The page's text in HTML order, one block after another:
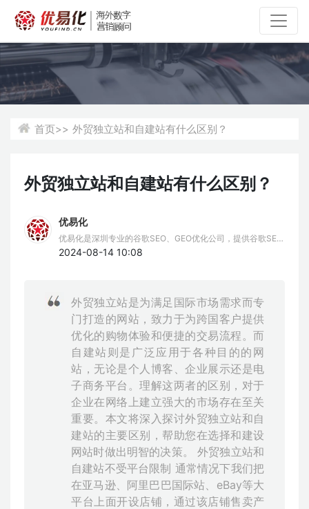
首页>> 外贸独立站和自建站有什么区别？
外贸独立站和自建站有什么区别？
优易化
优易化是深圳专业的谷歌SEO、GEO优化公司，提供谷歌SEO
推广、谷歌排名优化、GEO服务。我们擅长谷歌SEO挖词策
2024-08-14 10:08
外贸独立站是为满足国际市场需求而专
门打造的网站，致力于为跨国客户提供
优化的购物体验和便捷的交易流程。而
自建站则是广泛应用于各种目的的网
站，无论是个人博客、企业展示还是电
子商务平台。理解这两者的区别，对于
企业在网络上建立强大的市场存在至关
重要。本文将深入探讨外贸独立站和自
建站的主要区别，帮助您在选择和建设
网站时做出明智的决策。 外贸独立站和
自建站不受平台限制 通常情况下我们把
在亚马逊、阿里巴巴国际站、eBay等大
平台上面开设店铺，通过该店铺售卖产